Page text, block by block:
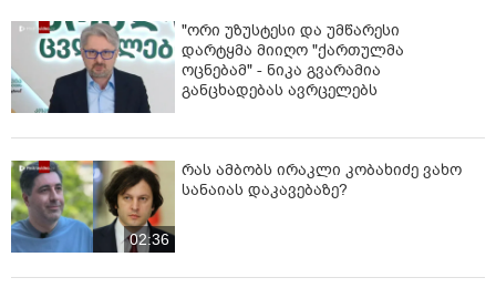
"ორი უზუსტესი და უმწარესი
დარტყმა მიიღო "ქართულმა
ოცნებამ" - ნიკა გვარამია
განცხადებას ავრცელებს
02:36
რას ამბობს ირაკლი კობახიძე ვახო
სანაიას დაკავებაზე?